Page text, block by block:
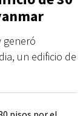
generó
un edificio de